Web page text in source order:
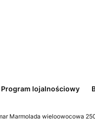
Program lojalnościowy
Marmolada wieloowocowa